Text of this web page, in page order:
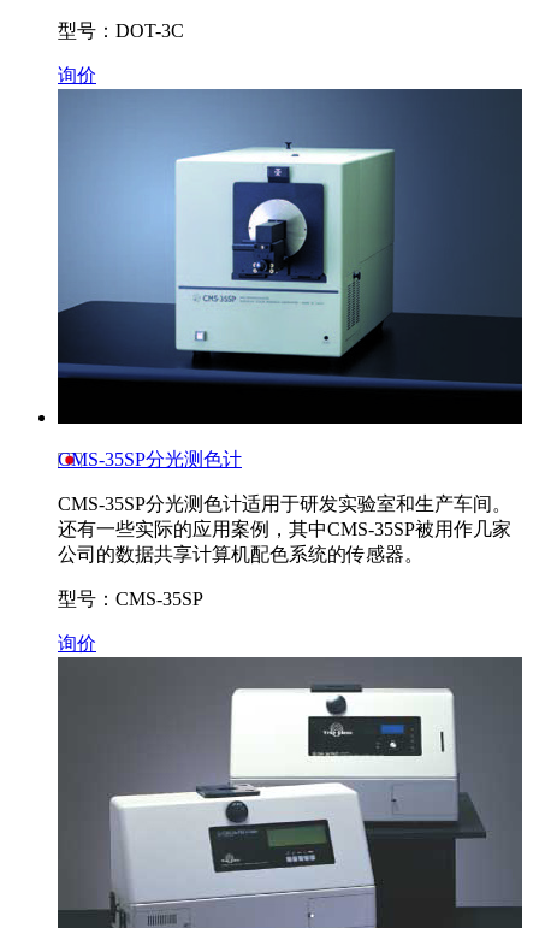
型号：DOT-3C
询价
CMS-35SP分光测色计
CMS-35SP分光测色计适用于研发实验室和生产车间。
还有一些实际的应用案例，其中CMS-35SP被用作几家
公司的数据共享计算机配色系统的传感器。
型号：CMS-35SP
询价